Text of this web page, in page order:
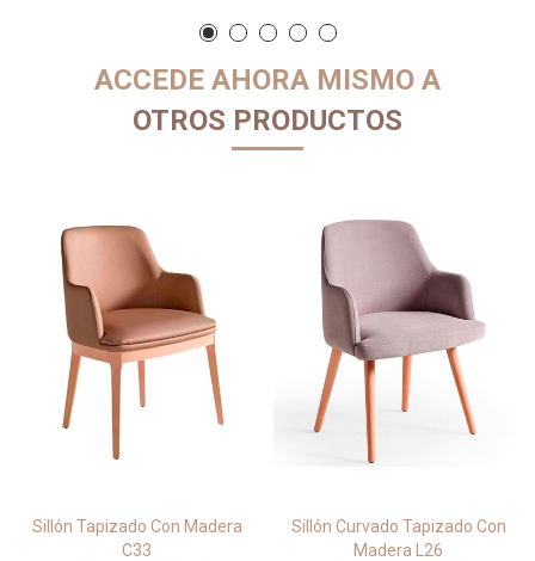
ACCEDE AHORA MISMO A
OTROS PRODUCTOS
Sillón Tapizado Con Madera
C33
Sillón Curvado Tapizado Con
Madera L26